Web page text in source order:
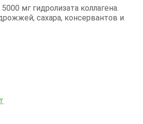
мг гидролизата коллагена.
сахара, консервантов и